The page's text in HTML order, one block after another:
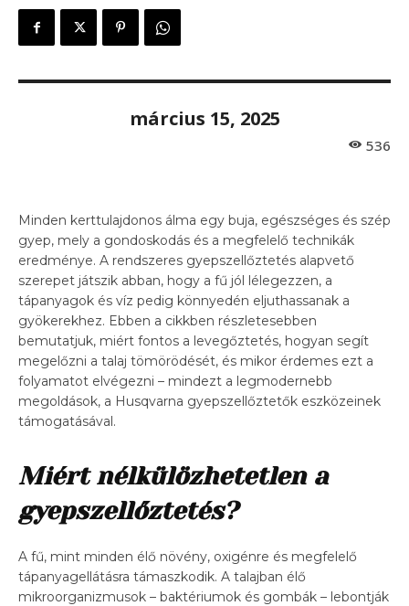
március 15, 2025
536
Minden kerttulajdonos álma egy buja, egészséges és szép
gyep, mely a gondoskodás és a megfelelő technikák
eredménye. A rendszeres gyepszellőztetés alapvető
szerepet játszik abban, hogy a fű jól lélegezzen, a
tápanyagok és víz pedig könnyedén eljuthassanak a
gyökerekhez. Ebben a cikkben részletesebben
bemutatjuk, miért fontos a levegőztetés, hogyan segít
megelőzni a talaj tömörödését, és mikor érdemes ezt a
folyamatot elvégezni – mindezt a legmodernebb
megoldások, a Husqvarna gyepszellőztetők eszközeinek
támogatásával.
Miért nélkülözhetetlen a
gyepszellőztetés?
A fű, mint minden élő növény, oxigénre és megfelelő
tápanyagellátásra támaszkodik. A talajban élő
mikroorganizmusok – baktériumok és gombák – lebontják